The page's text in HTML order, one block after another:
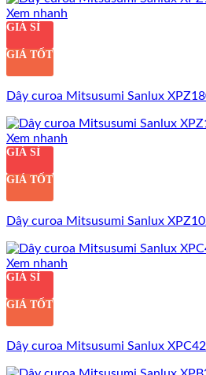
Xem nhanh
GIÁ SỈ
GIÁ TỐT
Dây curoa Mitsusumi Sanlux
Xem nhanh
GIÁ SỈ
GIÁ TỐT
Dây curoa Mitsusumi Sanlux
Xem nhanh
GIÁ SỈ
GIÁ TỐT
Dây curoa Mitsusumi Sanlux